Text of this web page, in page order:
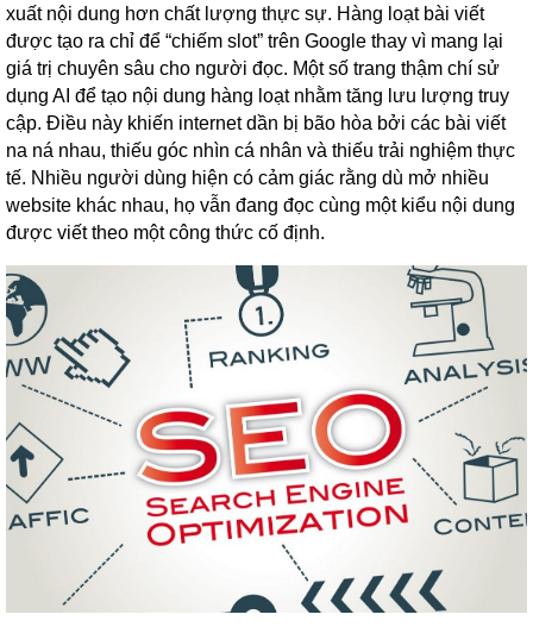
xuất nội dung hơn chất lượng thực sự. Hàng loạt bài viết
được tạo ra chỉ để “chiếm slot” trên Google thay vì mang lại
giá trị chuyên sâu cho người đọc. Một số trang thậm chí sử
dụng AI để tạo nội dung hàng loạt nhằm tăng lưu lượng truy
cập. Điều này khiến internet dần bị bão hòa bởi các bài viết
na ná nhau, thiếu góc nhìn cá nhân và thiếu trải nghiệm thực
tế. Nhiều người dùng hiện có cảm giác rằng dù mở nhiều
website khác nhau, họ vẫn đang đọc cùng một kiểu nội dung
được viết theo một công thức cố định.